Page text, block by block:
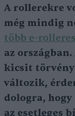
A rollerekre
még mindig
több e-rolleres
az
kicsit
változik,
dologra,
az esetleges